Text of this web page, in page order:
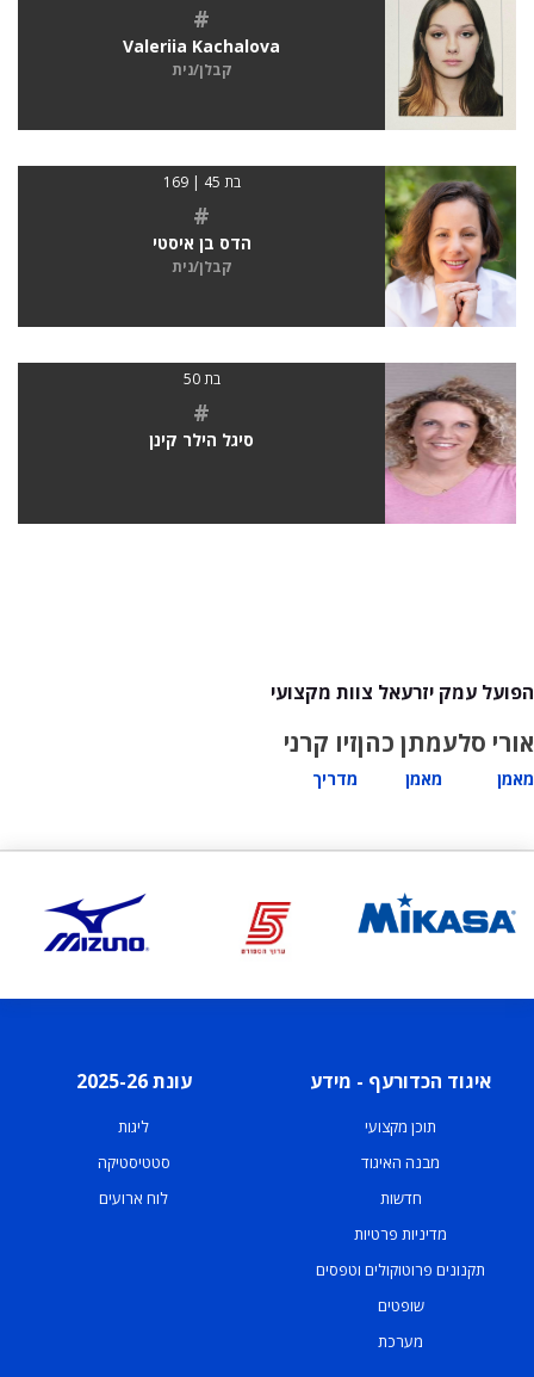
#
Valeriia Kachalova
קבלן/נית
בת 45 | 169
#
הדס בן איסטי
קבלן/נית
בת 50
#
סיגל הילר קינן
הפועל עמק יזרעאל צוות מקצועי
אורי סלע
מאמן
מתן כהן
מאמן
זיו קרני
מדריך
איגוד הכדורעף - מידע
תוכן מקצועי
מבנה האיגוד
חדשות
מדיניות פרטיות
תקנונים פרוטוקולים וטפסים
שופטים
מערכת
עונת 2025-26
ליגות
סטטיסטיקה
לוח ארועים